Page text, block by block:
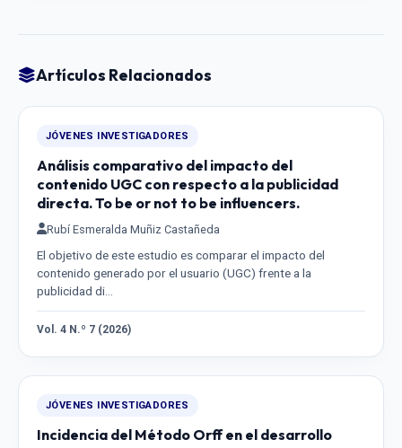
Artículos Relacionados
JÓVENES INVESTIGADORES
Análisis comparativo del impacto del
contenido UGC con respecto a la publicidad
directa. To be or not to be influencers.
Rubí Esmeralda Muñiz Castañeda
El objetivo de este estudio es comparar el impacto del
contenido generado por el usuario (UGC) frente a la
publicidad di…
Vol. 4 N.º 7 (2026)
JÓVENES INVESTIGADORES
Incidencia del Método Orff en el desarrollo